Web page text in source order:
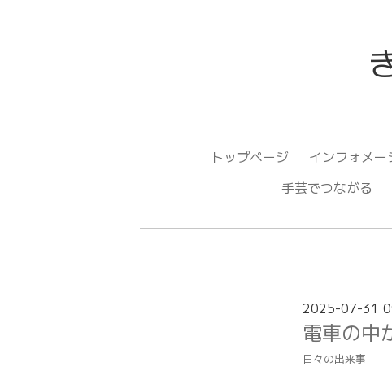
トップページ インフォメー
手芸でつながる
2025-07-31
電車の中
日々の出来事